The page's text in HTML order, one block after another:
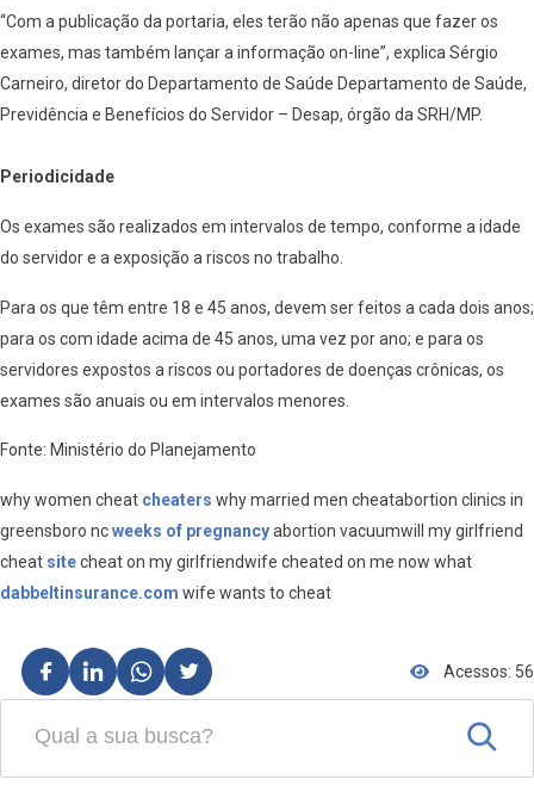
“Com a publicação da portaria, eles terão não apenas que fazer os
exames, mas também lançar a informação on-line”, explica Sérgio
Carneiro, diretor do Departamento de Saúde Departamento de Saúde,
Previdência e Benefícios do Servidor – Desap, órgão da SRH/MP.
Periodicidade
Os exames são realizados em intervalos de tempo, conforme a idade
do servidor e a exposição a riscos no trabalho.
Para os que têm entre 18 e 45 anos, devem ser feitos a cada dois anos;
para os com idade acima de 45 anos, uma vez por ano; e para os
servidores expostos a riscos ou portadores de doenças crônicas, os
exames são anuais ou em intervalos menores.
Fonte: Ministério do Planejamento
why women cheat cheaters why married men cheatabortion clinics in
greensboro ncweeks of pregnancyabortion vacuumwill my girlfriend
cheat sitecheat on my girlfriendwife cheated on me now what
dabbeltinsurance.com wife wants to cheat
Acessos: 56